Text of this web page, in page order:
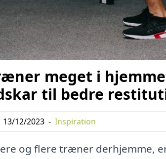
meget i
til bedre
13/12/2023 - Inspiration
og flere træner derhjemme,